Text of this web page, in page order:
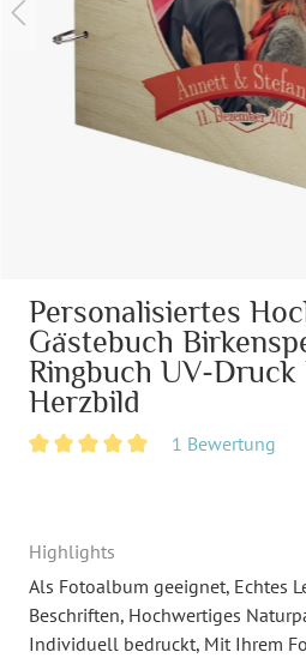
Personalisiertes
Gästebuch
Ringbuch UV-
Herzbild
1 Bewertung
Highlights
Als Fotoalbum geeignet, Echtes
Beschriften, Hochwertiges
Individuell bedruckt, Mit Ihrem